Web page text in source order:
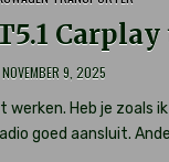
Carplay
NOVEMBER 9, 2025
Heb je zoals
goed aansluit.